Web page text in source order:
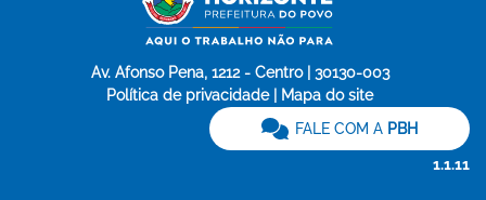
Av. Afonso Pena, 1212 - Centro | 30130-003
Política de privacidade | Mapa do site
FALE COM A PBH
1.1.11